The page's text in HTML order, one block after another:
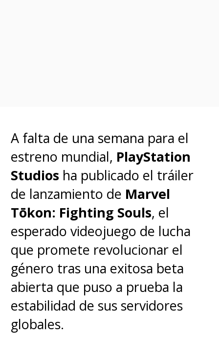
A falta de una semana para el
estreno mundial, PlayStation
Studios ha publicado el tráiler
de lanzamiento de Marvel
Tōkon: Fighting Souls, el
esperado videojuego de lucha
que promete revolucionar el
género tras una exitosa beta
abierta que puso a prueba la
estabilidad de sus servidores
globales.